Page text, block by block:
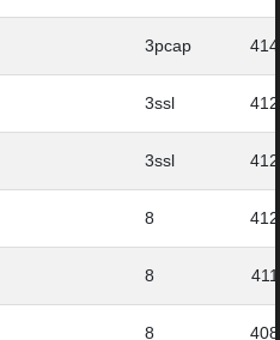
3pcap 414
3ssl 412
3ssl 412
8 412
8 411
8 408